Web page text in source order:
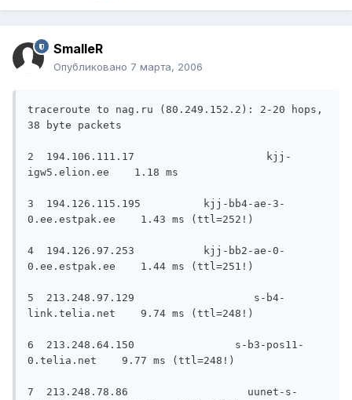
SmalleR
Опубликовано 7 марта, 2006
traceroute to nag.ru (80.249.152.2): 2-20 hops,
38 byte packets
2  194.106.111.17                     kjj-
igw5.elion.ee    1.18 ms
3  194.126.115.195          kjj-bb4-ae-3-
0.ee.estpak.ee    1.43 ms (ttl=252!)
4  194.126.97.253           kjj-bb2-ae-0-
0.ee.estpak.ee    1.44 ms (ttl=251!)
5  213.248.97.129                   s-b4-
link.telia.net    9.74 ms (ttl=248!)
6  213.248.64.150                s-b3-pos11-
0.telia.net    9.77 ms (ttl=248!)
7  213.248.78.86                   uunet-s-